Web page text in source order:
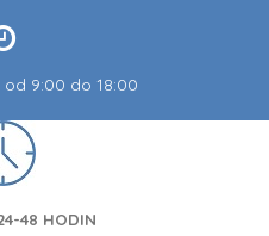
9:00 do 18:00
48 HODIN